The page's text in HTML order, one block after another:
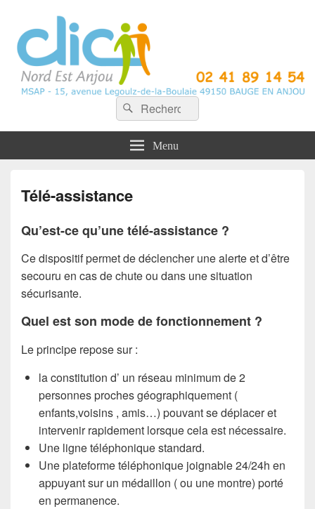
CLIC Nord Est Anjou
Recherche :
Rechercher
Menu
Télé-assistance
Qu’est-ce qu’une télé-assistance ?
Ce dispositif permet de déclencher une alerte et d’être
secouru en cas de chute ou dans une situation
sécurisante.
Quel est son mode de fonctionnement ?
Le principe repose sur :
la constitution d’ un réseau minimum de 2
personnes proches géographiquement (
enfants,voisins , amis…) pouvant se déplacer et
intervenir rapidement lorsque cela est nécessaire.
Une ligne téléphonique standard.
Une plateforme téléphonique joignable 24/24h en
appuyant sur un médaillon ( ou une montre) porté
en permanence.